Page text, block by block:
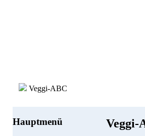
Veggi-ABC
Hauptmenü Veggi-